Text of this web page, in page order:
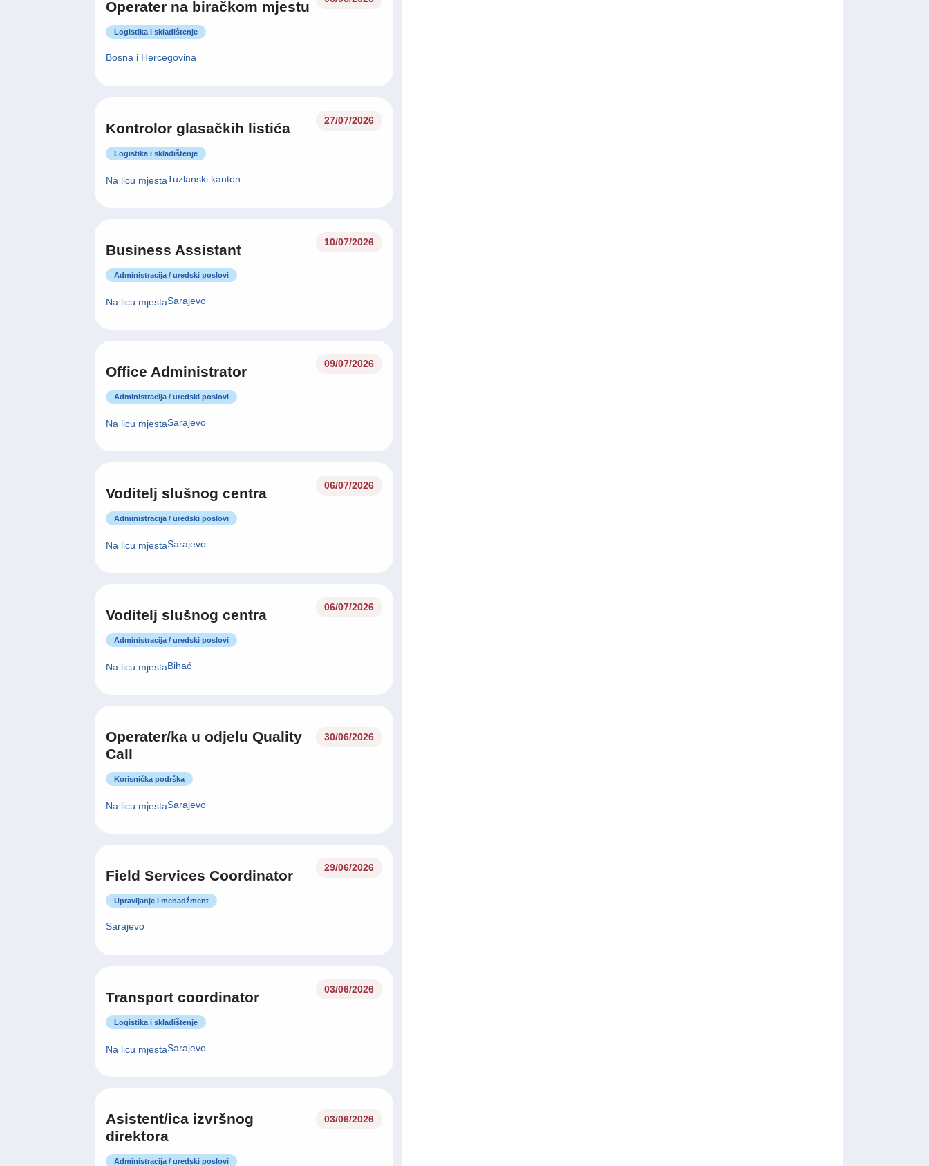
Operater na biračkom mjestu
Logistika i skladištenje
Bosna i Hercegovina
Kontrolor glasačkih listića
27/07/2026
Logistika i skladištenje
Na licu mjestaTuzlanski kanton
Business Assistant
10/07/2026
Administracija / uredski poslovi
Na licu mjestaSarajevo
Office Administrator
09/07/2026
Administracija / uredski poslovi
Na licu mjestaSarajevo
Voditelj slušnog centra
06/07/2026
Administracija / uredski poslovi
Na licu mjestaSarajevo
Voditelj slušnog centra
06/07/2026
Administracija / uredski poslovi
Na licu mjestaBihać
Operater/ka u odjelu Quality
Call
30/06/2026
Korisnička podrška
Na licu mjestaSarajevo
Field Services Coordinator
29/06/2026
Upravljanje i menadžment
Sarajevo
Transport coordinator
03/06/2026
Logistika i skladištenje
Na licu mjestaSarajevo
Asistent/ica izvršnog
direktora
03/06/2026
Administracija / uredski poslovi